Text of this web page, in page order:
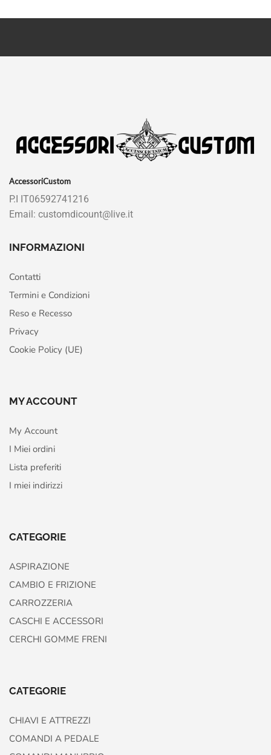
AccessoriCustom
P.I IT06592741216
Email: customdicount@live.it
INFORMAZIONI
Contatti
Termini e Condizioni
Reso e Recesso
Privacy
Cookie Policy (UE)
MY ACCOUNT
My Account
I Miei ordini
Lista preferiti
I miei indirizzi
CATEGORIE
ASPIRAZIONE
CAMBIO E FRIZIONE
CARROZZERIA
CASCHI E ACCESSORI
CERCHI GOMME FRENI
CATEGORIE
CHIAVI E ATTREZZI
COMANDI A PEDALE